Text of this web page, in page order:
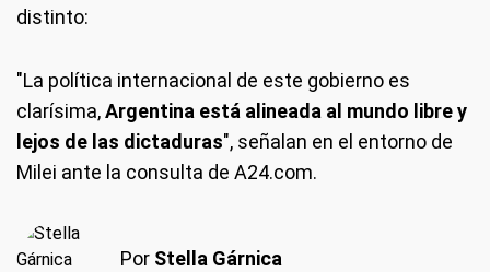
distinto:
"La política internacional de este gobierno es
clarísima,Argentina está alineada al mundo libre y
lejos de las dictaduras", señalan en el entorno de
Milei ante la consulta de A24.com.
Por Stella Gárnica